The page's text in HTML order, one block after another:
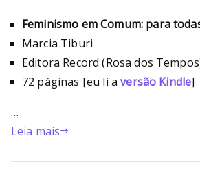
Feminismo em Comum: para
Marcia Tiburi
Editora Record (Rosa dos
72 páginas [eu li aversão Kindle]
…
Leia mais